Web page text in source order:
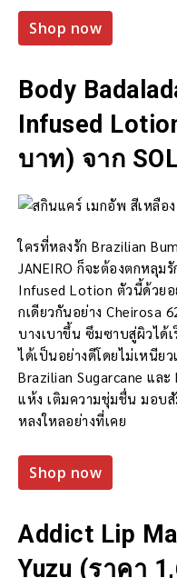
Shop now
Body
Infused
บาท) จาก
ใครที่หลงรัก Brazilian
JANEIRO ก็จะต้องตกหลุม
Infused Lotion ตัวนี้ด้วย
กเดียวกันอย่าง Cheirosa
บางเบาขึ้น ซึมซาบสู่ผิวได้
ได้เป็นอย่างดีโดยไม่เหนีย
Brazilian Sugarcane แล
แห้ง เติมความชุ่มชื่น มอบ
หลงใหลอย่างที่เคย
Shop now
Addict Lip
Yuzu (ราคา